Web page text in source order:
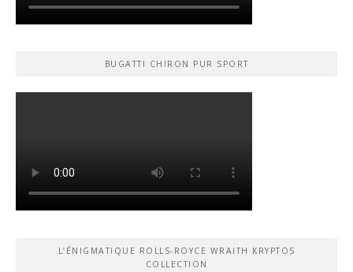
BUGATTI CHIRON PUR SPORT
L’ÉNIGMATIQUE ROLLS-ROYCE WRAITH KRYPTOS
COLLECTION